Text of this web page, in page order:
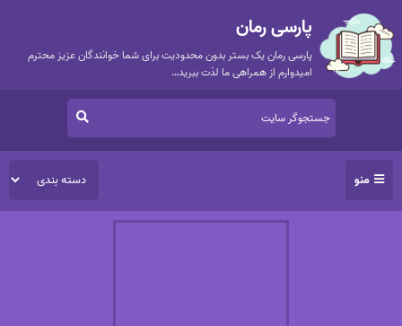
پارسی رمان
پارسی رمان یک بستر بدون محدودیت برای شما خوانندگان عزیز محترم
امیدوارم از همراهی ما لذت ببرید…
منو